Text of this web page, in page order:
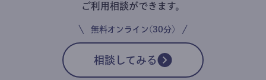
ご利用相談ができます。
無料オンライン(30分)
相談してみる